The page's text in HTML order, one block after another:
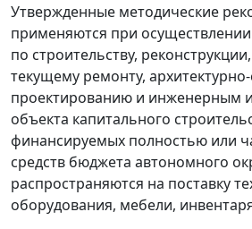
Утвержденные методические
применяются при
по строительству,
текущему ремонту,
проектированию и инженерным
объекта капитального
финансируемых полностью или
средств бюджета автономного
распространяются на поставку
оборудования, мебели,